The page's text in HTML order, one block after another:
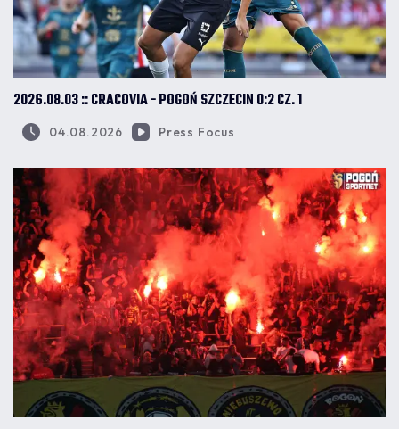
2026.08.03 :: CRACOVIA - POGOŃ SZCZECIN 0:2 CZ. 1
04.08.2026 Press Focus